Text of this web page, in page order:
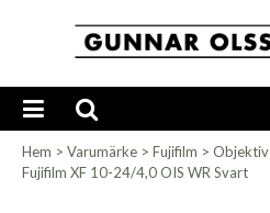
Hem > Varumärke > Fujifilm > Objektiv
Fujifilm XF 10-24/4,0 OIS WR Svart